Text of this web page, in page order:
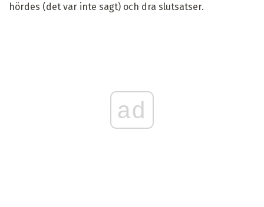
hördes (det var inte sagt) och dra slutsatser.
ad